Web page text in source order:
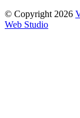
© Copyright 2026
Web Studio